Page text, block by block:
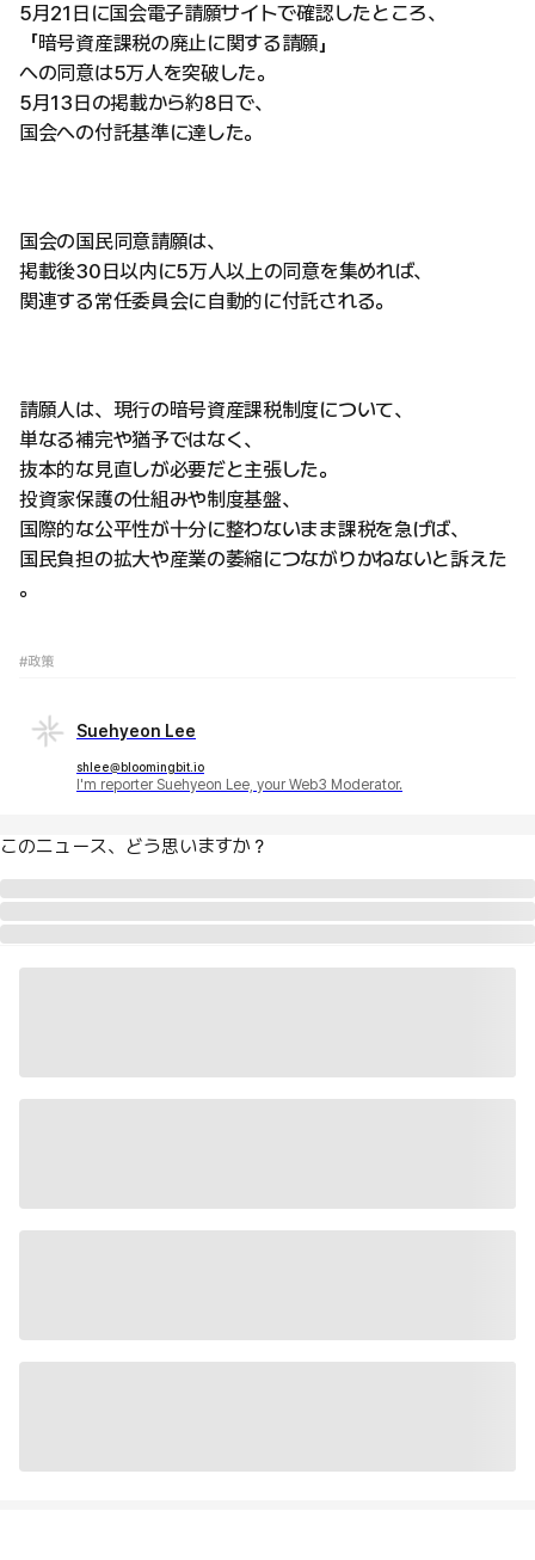
5月21日に国会電子請願サイトで確認したところ、
「暗号資産課税の廃止に関する請願」
への同意は5万人を突破した。
5月13日の掲載から約8日で、
国会への付託基準に達した。
国会の国民同意請願は、
掲載後30日以内に5万人以上の同意を集めれば、
関連する常任委員会に自動的に付託される。
請願人は、現行の暗号資産課税制度について、
単なる補完や猶予ではなく、
抜本的な見直しが必要だと主張した。
投資家保護の仕組みや制度基盤、
国際的な公平性が十分に整わないまま課税を急げば、
国民負担の拡大や産業の萎縮につながりかねないと訴えた
。
#政策
Suehyeon Lee
shlee@bloomingbit.io
I'm reporter Suehyeon Lee, your Web3 Moderator.
このニュース、どう思いますか？